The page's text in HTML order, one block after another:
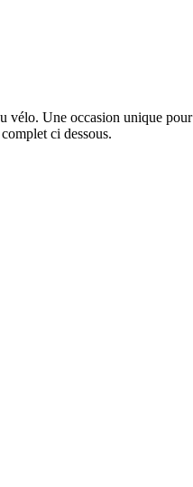
Une occasion unique
ci dessous.